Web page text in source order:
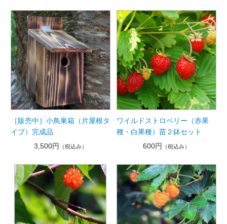
［販売中］小鳥巣箱（片屋根タ
イプ）完成品
3,500円
（税込み）
ワイルドストロベリー（赤果
種・白果種）苗２鉢セット
600円
（税込み）